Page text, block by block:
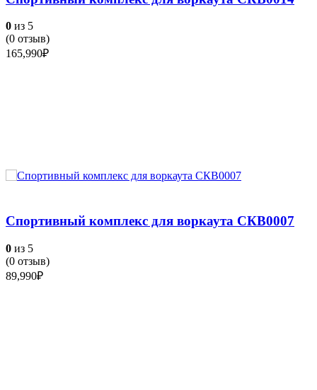
0 из 5
(0 отзыв)
165,990₽
Спортивный комплекс для воркаута СКВ0007
0 из 5
(0 отзыв)
89,990₽